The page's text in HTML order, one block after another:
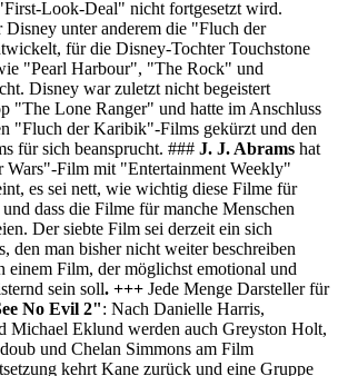
Look-Deal" nicht fortgesetzt wird.
unter anderem die "Fluch der
für die Disney-Tochter Touchstone
"Pearl Harbour", "The Rock" und
Disney war zuletzt nicht begeistert
"The Lone Ranger" und hatte im Anschluss
"Fluch der Karibik"-Films gekürzt und den
für sich beansprucht. ### J. J. Abrams hat
Wars"-Film mit "Entertainment Weekly"
es sei nett, wie wichtig diese Filme für
dass die Filme für manche Menschen
Der siebte Film sei derzeit ein sich
den man bisher nicht weiter beschreiben
einem Film, der möglichst emotional und
sein soll. +++ Jede Menge Darsteller für
No Evil 2": Nach Danielle Harris,
Michael Eklund werden auch Greyston Holt,
und Chelan Simmons am Film
kehrt Kane zurück und eine Gruppe